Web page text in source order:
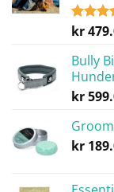
Vurdert
kr
Bully
kr
kr